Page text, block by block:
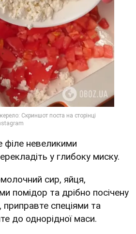
філе невеликими
у глибоку миску.
сир, яйця,
помідор та дрібно посічену
приправте спеціями та
до однорідної маси.